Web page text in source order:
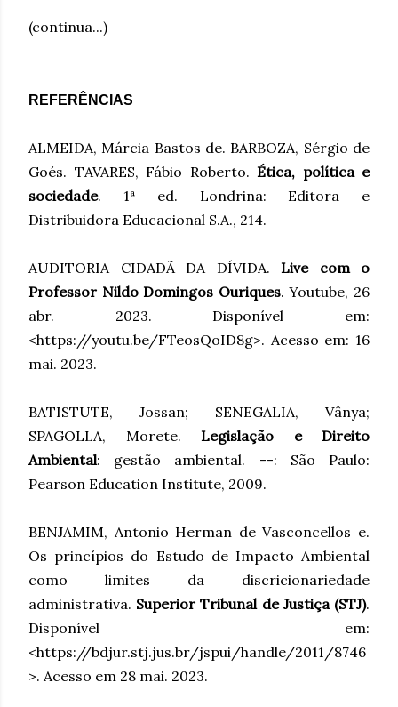
(continua...)
REFERÊNCIAS
ALMEIDA, Márcia Bastos de. BARBOZA, Sérgio de
Goés. TAVARES, Fábio Roberto. Ética, política e
sociedade. 1ª ed. Londrina: Editora e
Distribuidora Educacional S.A., 214.
AUDITORIA CIDADÃ DA DÍVIDA. Live com o
Professor Nildo Domingos Ouriques. Youtube, 26
abr. 2023. Disponível em:
<https://youtu.be/FTeosQoID8g>. Acesso em: 16
mai. 2023.
BATISTUTE, Jossan; SENEGALIA, Vânya;
SPAGOLLA, Morete. Legislação e Direito
Ambiental: gestão ambiental. --: São Paulo:
Pearson Education Institute, 2009.
BENJAMIM, Antonio Herman de Vasconcellos e.
Os princípios do Estudo de Impacto Ambiental
como limites da discricionariedade
administrativa. Superior Tribunal de Justiça (STJ).
Disponível em:
<https://bdjur.stj.jus.br/jspui/handle/2011/8746
>. Acesso em 28 mai. 2023.